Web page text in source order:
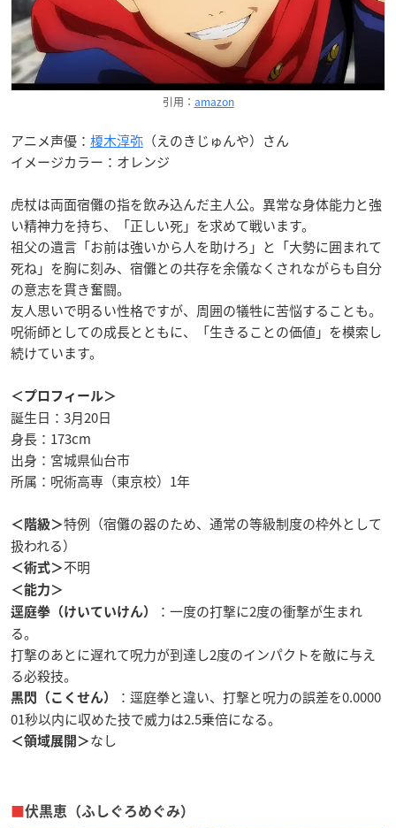
引用： amazon
アニメ声優： 榎木淳弥 （えのきじゅんや）さん
イメージカラー：オレンジ
虎杖は両面宿儺の指を飲み込んだ主人公。異常な身体能力と強
い精神力を持ち、「正しい死」を求めて戦います。
祖父の遺言「お前は強いから人を助けろ」と「大勢に囲まれて
死ね」を胸に刻み、宿儺との共存を余儀なくされながらも自分
の意志を貫き奮闘。
友人思いで明るい性格ですが、周囲の犠牲に苦悩することも。
呪術師としての成長とともに、「生きることの価値」を模索し
続けています。
＜プロフィール＞
誕生日：3月20日
身長：173cm
出身：宮城県仙台市
所属：呪術高専（東京校）1年
＜階級＞特例（宿儺の器のため、通常の等級制度の枠外として
扱われる）
＜術式＞不明
＜能力＞
逕庭拳（けいていけん）
：一度の打撃に2度の衝撃が生まれ
る。
打撃のあとに遅れて呪力が到達し2度のインパクトを敵に与え
る必殺技。
黒閃（こくせん）
：逕庭拳と違い、打撃と呪力の誤差を0.0000
01秒以内に収めた技で威力は2.5乗倍になる。
＜領域展開＞なし
伏黒恵（ふしぐろめぐみ）